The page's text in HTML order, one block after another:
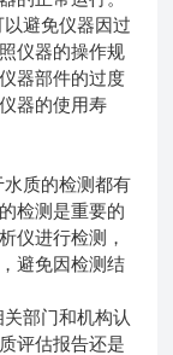
避免仪器因过
仪器的操作规
器部件的过度
器的使用寿
质的检测都有
检测是重要的
仪进行检测，
避免因检测结
部门和机构认
评估报告还是